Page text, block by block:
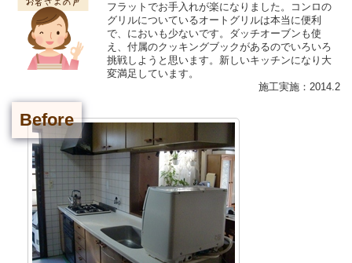
フラットでお手入れが楽になりました。コンロの
グリルについているオートグリルは本当に便利
で、においも少ないです。ダッチオーブンも使
え、付属のクッキングブックがあるのでいろいろ
挑戦しようと思います。新しいキッチンになり大
変満足しています。
施工実施：2014.2
Before